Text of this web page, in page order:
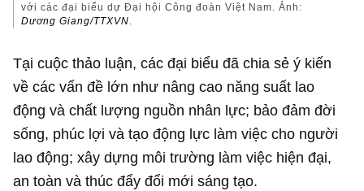
với các đại biểu dự Đại hội Công đoàn Việt Nam. Ảnh:
Dương Giang/TTXVN.
Tại cuộc thảo luận, các đại biểu đã chia sẻ ý kiến
về các vấn đề lớn như nâng cao năng suất lao
động và chất lượng nguồn nhân lực; bảo đảm đời
sống, phúc lợi và tạo động lực làm việc cho người
lao động; xây dựng môi trường làm việc hiện đại,
an toàn và thúc đẩy đổi mới sáng tạo.